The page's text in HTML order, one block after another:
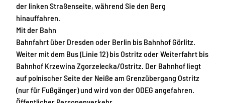
der linken Straßenseite, während Sie den Berg
hinauffahren.
Mit der Bahn
Bahnfahrt über Dresden oder Berlin bis Bahnhof Görlitz.
Weiter mit dem Bus (Linie 12) bis Ostritz oder Weiterfahrt bis
Bahnhof Krzewina Zgorzelecka/Ostritz. Der Bahnhof liegt
auf polnischer Seite der Neiße am Grenzübergang Ostritz
(nur für Fußgänger) und wird von der ODEG angefahren.